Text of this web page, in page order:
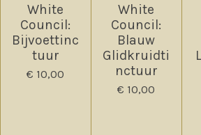
White
Council:
Bijvoettinc
tuur
€ 10,00
White
Council:
Blauw
Glidkruidti
nctuur
€ 10,00